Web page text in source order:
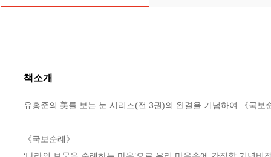
책소개
유홍준의 美를 보는 눈 시리즈(전 3권)의 완결을 기념하여 《국
《국보순례》